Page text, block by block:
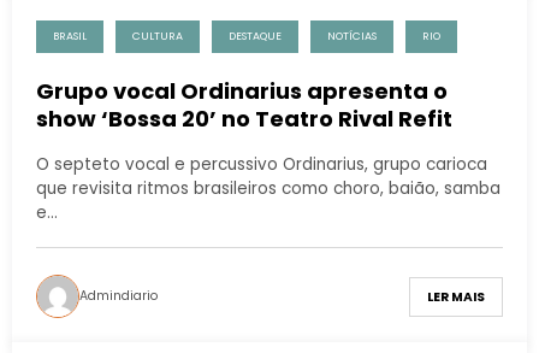
BRASIL CULTURA DESTAQUE NOTÍCIAS RIO
Grupo vocal Ordinarius apresenta o
show ‘Bossa 20’ no Teatro Rival Refit
O septeto vocal e percussivo Ordinarius, grupo carioca
que revisita ritmos brasileiros como choro, baião, samba
e…
Admindiario LER MAIS